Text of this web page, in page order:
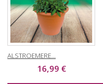
ALSTROEMERE...
16,99 €